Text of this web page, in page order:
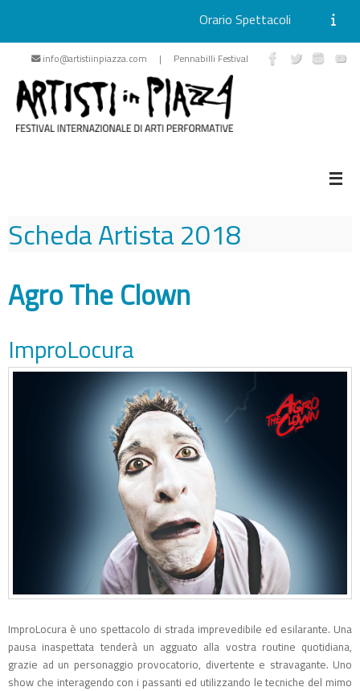
Vai
contenuto
Orario Spettacoli
info@artistiinpiazza.com | Pennabilli Festival
Scheda Artista2018
Agro The Clown
ImproLocura
ImproLocura è uno spettacolo di strada imprevedibile ed esilarante. Una
pausa inaspettata tenderà un agguato alla vostra routine quotidiana,
grazie ad un personaggio provocatorio, divertente e stravagante. Uno
show che interagendo con i passanti ed utilizzando le tecniche del mimo